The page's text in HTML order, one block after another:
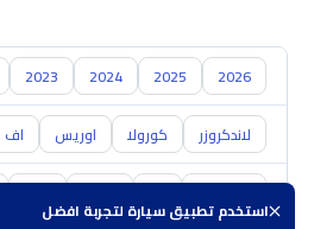
استخدم تطبيق سيارة لتجربة افضل
2026
2025
2024
2023
لاندكروزر كورولا اوريس
هيونداي كيا نيسان مازدا